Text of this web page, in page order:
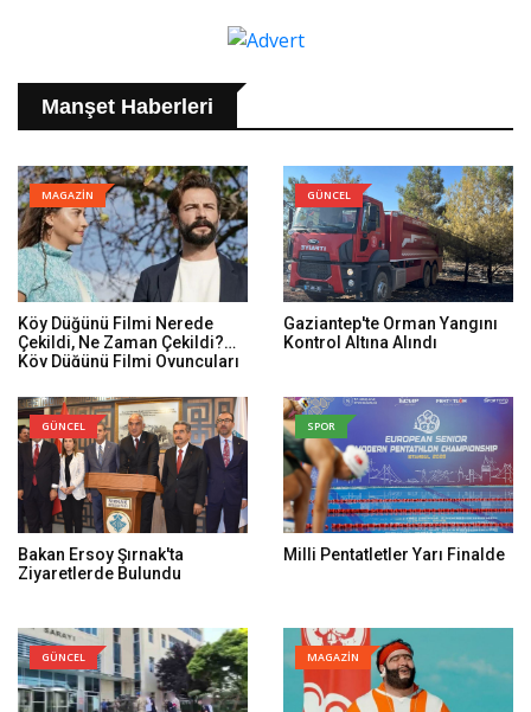
Manşet Haberleri
MAGAZİN
Köy Düğünü Filmi Nerede
Çekildi, Ne Zaman Çekildi?
Köy Düğünü Filmi Oyuncuları
GÜNCEL
Gaziantep'te Orman Yangını
Kontrol Altına Alındı
GÜNCEL
Bakan Ersoy Şırnak'ta
Ziyaretlerde Bulundu
SPOR
Milli Pentatletler Yarı Finalde
GÜNCEL MAGAZİN